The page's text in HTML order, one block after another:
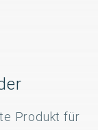
Produkt für